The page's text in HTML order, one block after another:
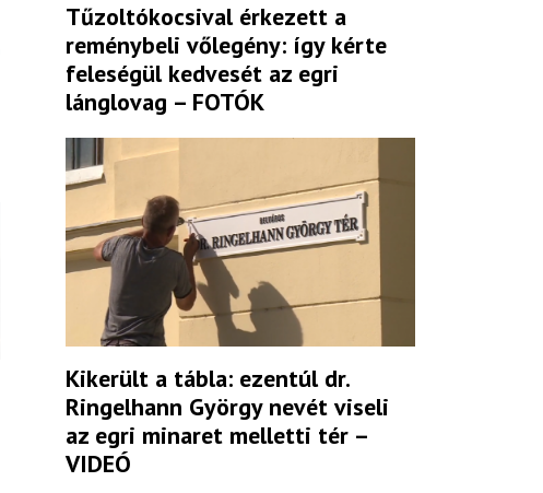
Tűzoltókocsival érkezett a
reménybeli vőlegény: így kérte
feleségül kedvesét az egri
lánglovag – FOTÓK
Kikerült a tábla: ezentúl dr.
Ringelhann György nevét viseli
az egri minaret melletti tér –
VIDEÓ